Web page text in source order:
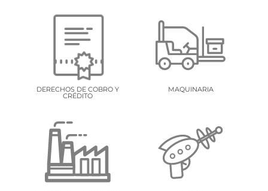
DERECHOS DE COBRO Y
CRÉDITO
MAQUINARIA